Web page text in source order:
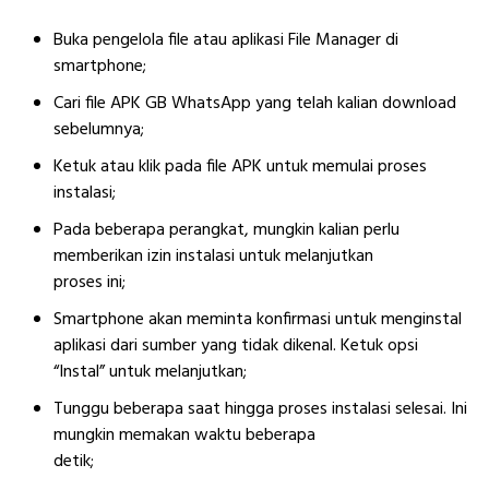
Buka pengelola file atau aplikasi File Manager di
smartphone;
Cari file APK GB WhatsApp yang telah kalian download
sebelumnya;
Ketuk atau klik pada file APK untuk memulai proses
instalasi;
Pada beberapa perangkat, mungkin kalian perlu
memberikan izin instalasi untuk melanjutkan
proses ini;
Smartphone akan meminta konfirmasi untuk menginstal
aplikasi dari sumber yang tidak dikenal. Ketuk opsi
“Instal” untuk melanjutkan;
Tunggu beberapa saat hingga proses instalasi selesai. Ini
mungkin memakan waktu beberapa
detik;